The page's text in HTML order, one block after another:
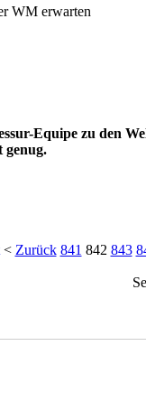
WM erwarten
Equipe zu den
genug.
< Zurück 841 842 843